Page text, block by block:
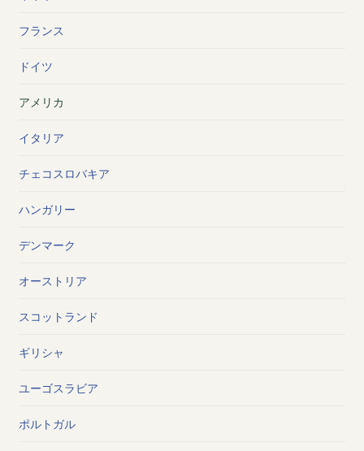
フランス
ドイツ
アメリカ
イタリア
チェコスロバキア
ハンガリー
デンマーク
オーストリア
スコットランド
ギリシャ
ユーゴスラビア
ポルトガル